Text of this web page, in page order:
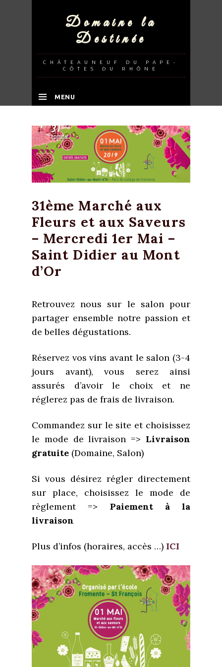
Domaine la
Destinée
CHÂTEAUNEUF DU PAPE-
CÔTES DU RHÔNE
MENU
31ème Marché aux
Fleurs et aux Saveurs
– Mercredi 1er Mai –
Saint Didier au Mont
d’Or
Retrouvez nous sur le salon pour
partager ensemble notre passion et
de belles dégustations.
Réservez vos vins avant le salon (3-4
jours avant), vous serez ainsi
assurés d’avoir le choix et ne
réglerez pas de frais de livraison.
Commandez sur le site et choisissez
le mode de livraison => Livraison
gratuite (Domaine, Salon)
Si vous désirez régler directement
sur place, choisissez le mode de
règlement => Paiement à la
livraison
Plus d’infos (horaires, accès …) ICI